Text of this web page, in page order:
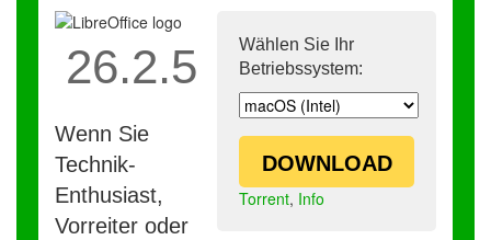
Wählen Sie Ihr
Betriebssystem:
DOWNLOAD
Torrent, Info
26.2.5
Wenn Sie
Technik-
Enthusiast,
Vorreiter oder